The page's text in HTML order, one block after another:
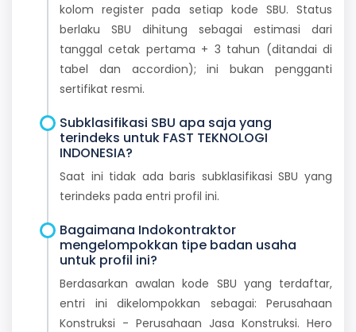
kolom register pada setiap kode SBU. Status
berlaku SBU dihitung sebagai estimasi dari
tanggal cetak pertama + 3 tahun (ditandai di
tabel dan accordion); ini bukan pengganti
sertifikat resmi.
Subklasifikasi SBU apa saja yang
terindeks untuk FAST TEKNOLOGI
INDONESIA?
Saat ini tidak ada baris subklasifikasi SBU yang
terindeks pada entri profil ini.
Bagaimana Indokontraktor
mengelompokkan tipe badan usaha
untuk profil ini?
Berdasarkan awalan kode SBU yang terdaftar,
entri ini dikelompokkan sebagai: Perusahaan
Konstruksi - Perusahaan Jasa Konstruksi. Hero